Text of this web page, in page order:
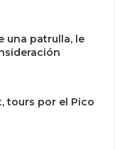
una patrulla, le
tours por el Pico